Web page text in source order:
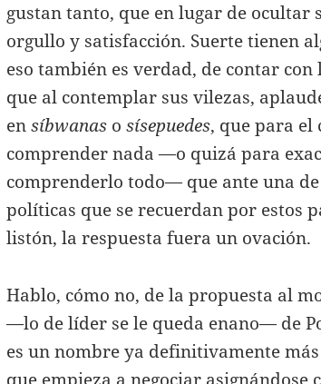
gustan tanto, que en lugar de ocultar
orgullo y satisfacción. Suerte tienen
eso también es verdad, de contar
que al contemplar sus vilezas,
ensíbwanas osísepuedes, que para el
comprender nada —o quizá para
comprenderlo todo— que ante una
políticas que se recuerdan por estos
listón, la respuesta fuera un ovación.
Hablo, cómo no, de la propuesta al
—lo de líder se le queda enano— de
es un nombre ya definitivamente